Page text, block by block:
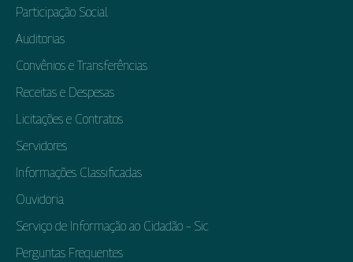
Participação Social
Auditorias
Convênios e Transferências
Receitas e Despesas
Licitações e Contratos
Servidores
Informações Classificadas
Ouvidoria
Serviço de Informação ao Cidadão – Sic
Perguntas Frequentes